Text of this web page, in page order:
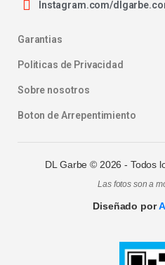
Instagram.com/
Garantias
Politicas de Privacidad
Sobre nosotros
Boton de Arrepentimiento
DL Garbe © 2026 - Todos
Las fotos son a
Diseñado por